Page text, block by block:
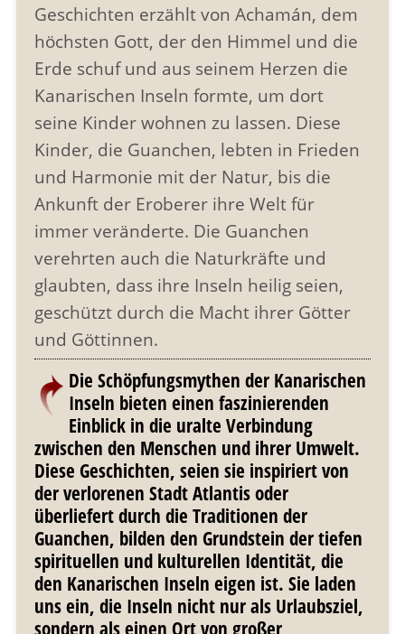
Geschichten erzählt von Achamán, dem
höchsten Gott, der den Himmel und die
Erde schuf und aus seinem Herzen die
Kanarischen Inseln formte, um dort
seine Kinder wohnen zu lassen. Diese
Kinder, die Guanchen, lebten in Frieden
und Harmonie mit der Natur, bis die
Ankunft der Eroberer ihre Welt für
immer veränderte. Die Guanchen
verehrten auch die Naturkräfte und
glaubten, dass ihre Inseln heilig seien,
geschützt durch die Macht ihrer Götter
und Göttinnen.
Die Schöpfungsmythen der Kanarischen
Inseln bieten einen faszinierenden
Einblick in die uralte Verbindung
zwischen den Menschen und ihrer Umwelt.
Diese Geschichten, seien sie inspiriert von
der verlorenen Stadt Atlantis oder
überliefert durch die Traditionen der
Guanchen, bilden den Grundstein der tiefen
spirituellen und kulturellen Identität, die
den Kanarischen Inseln eigen ist. Sie laden
uns ein, die Inseln nicht nur als Urlaubsziel,
sondern als einen Ort von großer